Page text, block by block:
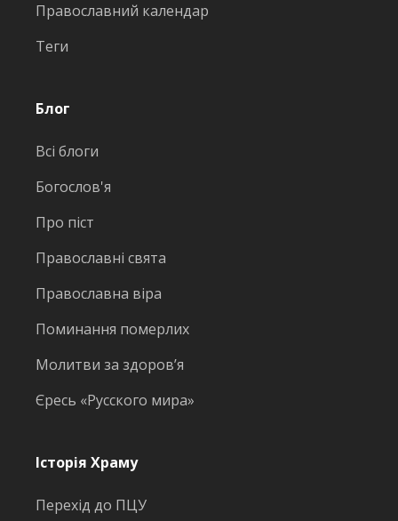
Православний календар
Теги
Блог
Всі блоги
Богослов'я
Про піст
Православні свята
Православна віра
Поминання померлих
Молитви за здоров’я
Єресь «Русского мира»
Історія Храму
Перехід до ПЦУ